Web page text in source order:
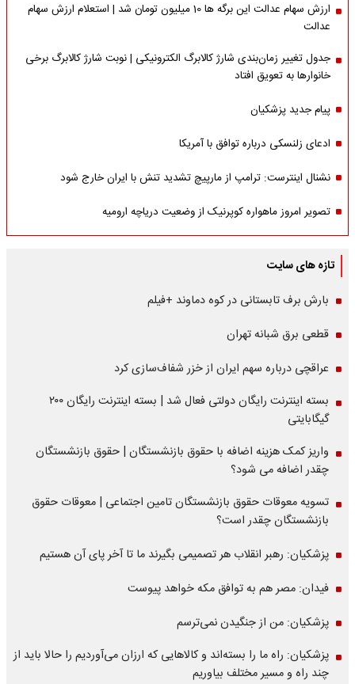
ارزش سهام عدالت این برگه ها 10 میلیون تومان شد | استعلام ارزش سهام
عدالت
جدول تغییر زمان‌بندی شارژ کالابرگ الکترونیکی | نوبت شارژ کالابرگ برخی
خانوارها به تعویق افتاد
پیام جدید پزشکیان
ادعای زلنسکی درباره توافق با آمریکا
نشنال اینترست: ترامپ از مارپیچ تشدید تنش با ایران خارج شود
تصویر امروز ماهواره کوپرنیک از وضعیت دریاچه ارومیه
تازه های سایت
بارش برف تابستانی در کوه دماوند +فیلم
قطعی برق شبانه تهران
عراقچی درباره سهم ایران از خزر شفاف‌سازی کرد
بسته اینترنت رایگان دولتی فعال شد | بسته اینترنت رایگان ۲۰۰
گیگابایتی
واریز کمک هزینه اضافه با حقوق بازنشستگان | حقوق بازنشستگان
چقدر اضافه می شود؟
تسویه معوقات حقوق بازنشستگان تامین اجتماعی | معوقات حقوق
بازنشستگان چقدر است؟
پزشکیان: رهبر انقلاب هر تصمیمی بگیرند ما تا آخر پای آن هستیم
فیدان: مصر هم به توافق مکه خواهد پیوست
پزشکیان: من از جنگیدن نمی‌ترسم
پزشکیان: راه ما را بسته‌اند و کالاهایی که ارزان می‌آوردیم را حالا باید از
چند راه و مسیر مختلف بیاوریم